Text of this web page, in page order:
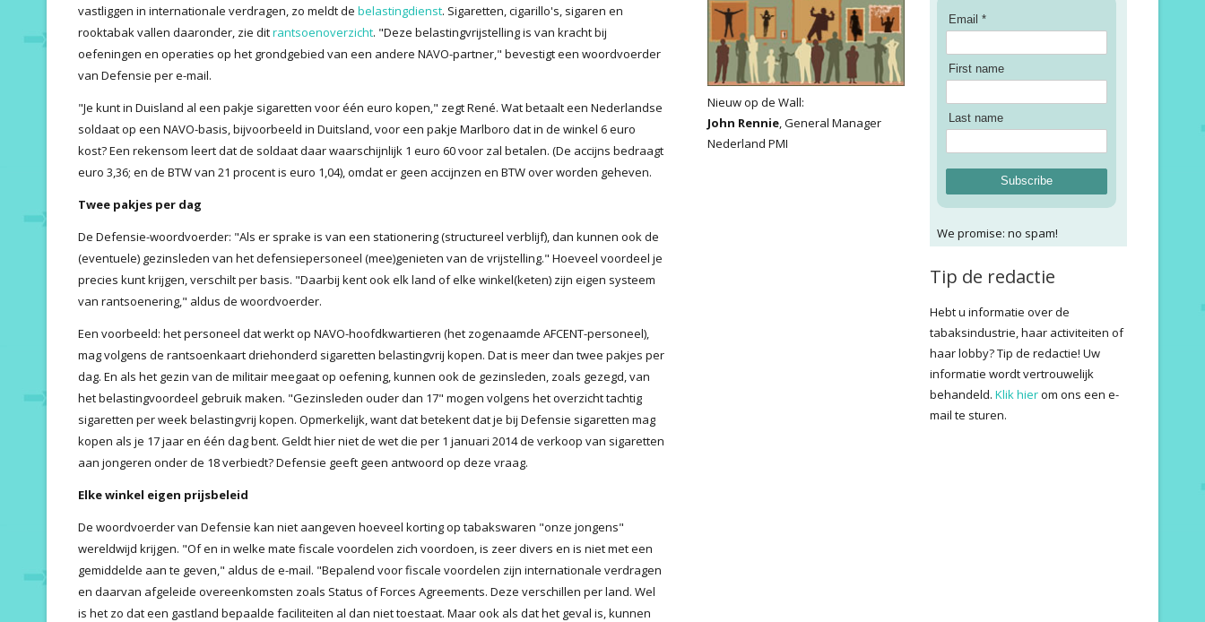
vastliggen in internationale verdragen, zo meldt de belastingdienst. Sigaretten, cigarillo's, sigaren en
rooktabak vallen daaronder, zie ditrantsoenoverzicht. "Deze belastingvrijstelling is van kracht bij
oefeningen en operaties op het grondgebied van een andere NAVO-partner," bevestigt een woordvoerder
van Defensie per e-mail.
"Je kunt in Duisland al een pakje sigaretten voor één euro kopen," zegt René. Wat betaalt een Nederlandse
soldaat op een NAVO-basis, bijvoorbeeld in Duitsland, voor een pakje Marlboro dat in de winkel 6 euro
kost? Een rekensom leert dat de soldaat daar waarschijnlijk 1 euro 60 voor zal betalen. (De accijns bedraagt
euro 3,36; en de BTW van 21 procent is euro 1,04), omdat er geen accijnzen en BTW over worden geheven.
Twee pakjes per dag
De Defensie-woordvoerder: "Als er sprake is van een stationering (structureel verblijf), dan kunnen ook de
(eventuele) gezinsleden van het defensiepersoneel (mee)genieten van de vrijstelling." Hoeveel voordeel je
precies kunt krijgen, verschilt per basis. "Daarbij kent ook elk land of elke winkel(keten) zijn eigen systeem
van rantsoenering," aldus de woordvoerder.
Een voorbeeld: het personeel dat werkt op NAVO-hoofdkwartieren (het zogenaamde AFCENT-personeel),
mag volgens de rantsoenkaart driehonderd sigaretten belastingvrij kopen. Dat is meer dan twee pakjes per
dag. En als het gezin van de militair meegaat op oefening, kunnen ook de gezinsleden, zoals gezegd, van
het belastingvoordeel gebruik maken. "Gezinsleden ouder dan 17" mogen volgens het overzicht tachtig
sigaretten per week belastingvrij kopen. Opmerkelijk, want dat betekent dat je bij Defensie sigaretten mag
kopen als je 17 jaar en één dag bent. Geldt hier niet de wet die per 1 januari 2014 de verkoop van sigaretten
aan jongeren onder de 18 verbiedt? Defensie geeft geen antwoord op deze vraag.
Elke winkel eigen prijsbeleid
De woordvoerder van Defensie kan niet aangeven hoeveel korting op tabakswaren "onze jongens"
wereldwijd krijgen. "Of en in welke mate fiscale voordelen zich voordoen, is zeer divers en is niet met een
gemiddelde aan te geven," aldus de e-mail. "Bepalend voor fiscale voordelen zijn internationale verdragen
en daarvan afgeleide overeenkomsten zoals Status of Forces Agreements. Deze verschillen per land. Wel
is het zo dat een gastland bepaalde faciliteiten al dan niet toestaat. Maar ook als dat het geval is, kunnen
Nieuw op de Wall:
John Rennie, General Manager
Nederland PMI
Email *
First name
Last name
Subscribe
We promise: no spam!
Tip de redactie
Hebt u informatie over de
tabaksindustrie, haar activiteiten of
haar lobby? Tip de redactie! Uw
informatie wordt vertrouwelijk
behandeld.Klik hierom ons een e-
mail te sturen.